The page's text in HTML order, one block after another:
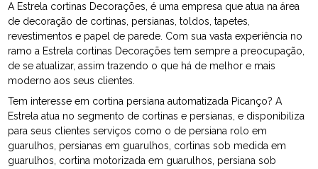
A Estrela cortinas Decorações, é uma empresa que atua na área
de decoração de cortinas, persianas, toldos, tapetes,
revestimentos e papel de parede. Com sua vasta experiência no
ramo a Estrela cortinas Decorações tem sempre a preocupação,
de se atualizar, assim trazendo o que há de melhor e mais
moderno aos seus clientes.
Tem interesse em cortina persiana automatizada Picanço? A
Estrela atua no segmento de cortinas e persianas, e disponibiliza
para seus clientes serviços como o de persiana rolo em
guarulhos, persianas em guarulhos, cortinas sob medida em
guarulhos, cortina motorizada em guarulhos, persiana sob